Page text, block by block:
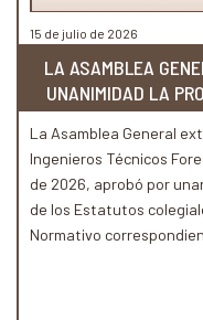
15 de julio de 2026
LA ASAMBLEA
UNANIMIDAD LA
La Asamblea General
Ingenieros Técnicos
de 2026, aprobó por
de los Estatutos
Normativo